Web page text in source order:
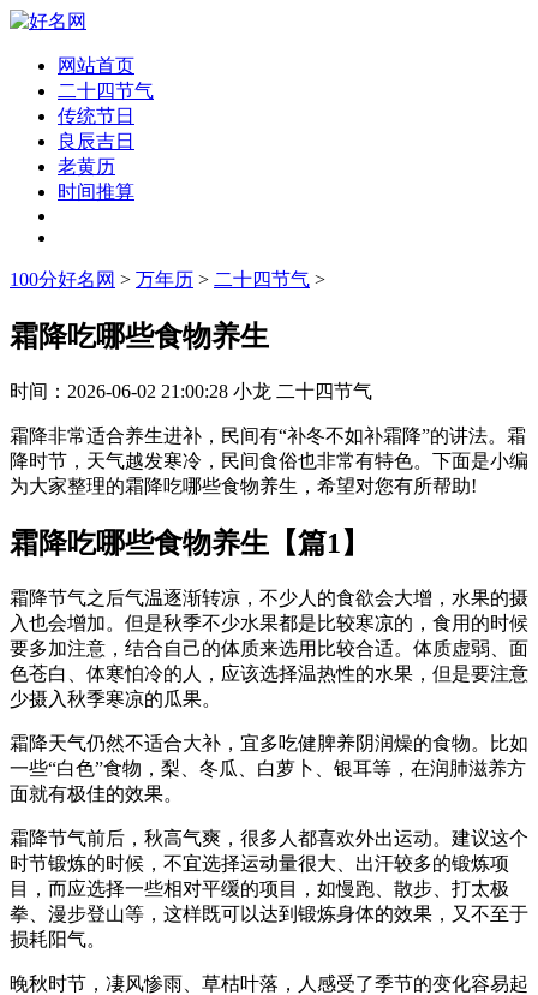
网站首页
二十四节气
传统节日
良辰吉日
老黄历
时间推算
100分好名网 > 万年历 > 二十四节气 >
霜降吃哪些食物养生
时间： 2026-06-02 21:00:28 小龙 二十四节气
霜降非常适合养生进补，民间有“补冬不如补霜降”的讲法。霜
降时节，天气越发寒冷，民间食俗也非常有特色。下面是小编
为大家整理的霜降吃哪些食物养生，希望对您有所帮助!
霜降吃哪些食物养生【篇1】
霜降节气之后气温逐渐转凉，不少人的食欲会大增，水果的摄
入也会增加。但是秋季不少水果都是比较寒凉的，食用的时候
要多加注意，结合自己的体质来选用比较合适。体质虚弱、面
色苍白、体寒怕冷的人，应该选择温热性的水果，但是要注意
少摄入秋季寒凉的瓜果。
霜降天气仍然不适合大补，宜多吃健脾养阴润燥的食物。比如
一些“白色”食物，梨、冬瓜、白萝卜、银耳等，在润肺滋养方
面就有极佳的效果。
霜降节气前后，秋高气爽，很多人都喜欢外出运动。建议这个
时节锻炼的时候，不宜选择运动量很大、出汗较多的锻炼项
目，而应选择一些相对平缓的项目，如慢跑、散步、打太极
拳、漫步登山等，这样既可以达到锻炼身体的效果，又不至于
损耗阳气。
晚秋时节，凄风惨雨、草枯叶落，人感受了季节的变化容易起